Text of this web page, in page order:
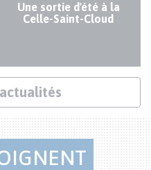
Une sortie d'été à la
Celle-Saint-Cloud